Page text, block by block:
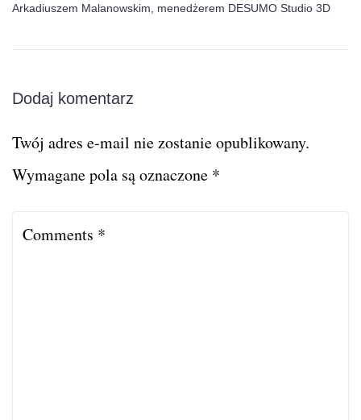
Arkadiuszem Malanowskim, menedżerem DESUMO Studio 3D
Dodaj komentarz
Twój adres e-mail nie zostanie opublikowany.
Wymagane pola są oznaczone *